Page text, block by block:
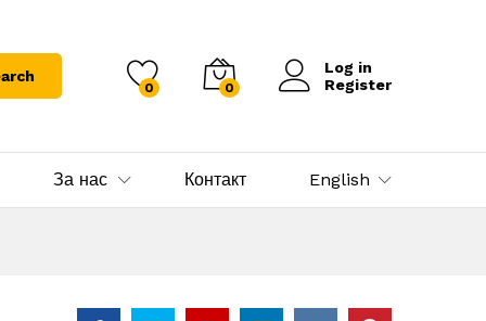
0 0
Log in
Register
За нас Контакт English